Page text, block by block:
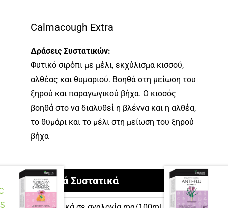
Calmacough Extra
Δράσεις Συστατικών:
Φυτικό σιρόπι με μέλι, εκχύλισμα κισσού,
αλθέας και θυμαριού. Βοηθά στη μείωση του
ξηρού και παραγωγικού βήχα. Ο κισσός
βοηθά στο να διαλυθεί η βλέννα και η αλθέα,
το θυμάρι και το μέλι στη μείωση του ξηρού
βήχα
Ενεργά Συστατικά